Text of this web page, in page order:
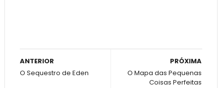
PRÓXIMA
O Mapa das Pequenas
Coisas Perfeitas
ANTERIOR
O Sequestro de Eden